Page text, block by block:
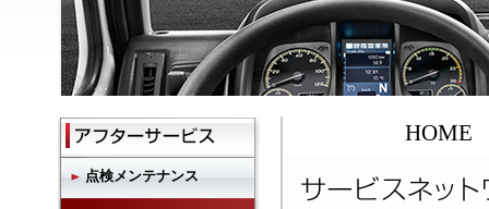
HOME
点検メンテナンス